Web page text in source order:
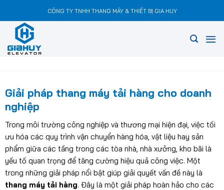
dung
CÔNG TY TNHH THANG MÁY & THIẾT BỊ GIA HUY
Giải pháp thang máy tải hàng cho doanh
nghiệp
Trong môi trường công nghiệp và thương mại hiện đại, việc tối
ưu hóa các quy trình vận chuyển hàng hóa, vật liệu hay sản
phẩm giữa các tầng trong các tòa nhà, nhà xưởng, kho bãi là
yếu tố quan trọng để tăng cường hiệu quả công việc. Một
trong những giải pháp nổi bật giúp giải quyết vấn đề này là
thang máy tải hàng. Đây là một giải pháp hoàn hảo cho các